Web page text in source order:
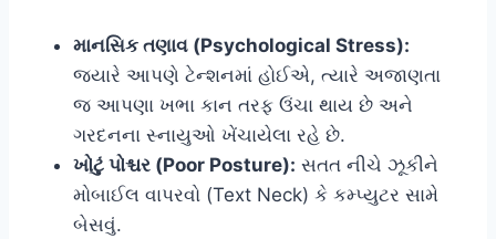
માનસિક તણાવ (Psychological Stress):
જ્યારે આપણે ટેન્શનમાં હોઈએ, ત્યારે અજાણતા
જ આપણા ખભા કાન તરફ ઉંચા થાય છે અને
ગરદનના સ્નાયુઓ ખેંચાયેલા રહે છે.
ખોટું પોશ્ચર (Poor Posture): સતત નીચે ઝૂકીને
મોબાઈલ વાપરવો (Text Neck) કે કમ્પ્યુટર સામે
બેસવું.